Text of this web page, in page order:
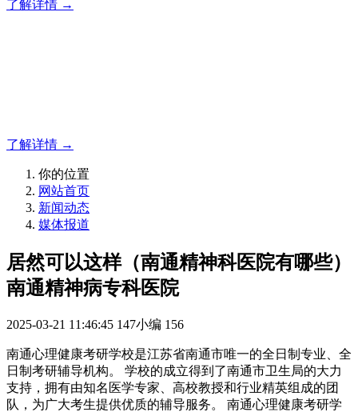
了解详情 →
了解详情 →
你的位置
网站首页
新闻动态
媒体报道
居然可以这样（南通精神科医院有哪些）
南通精神病专科医院
2025-03-21 11:46:45 147小编 156
南通心理健康考研学校是江苏省南通市唯一的全日制专业、全
日制考研辅导机构。 学校的成立得到了南通市卫生局的大力
支持，拥有由知名医学专家、高校教授和行业精英组成的团
队，为广大考生提供优质的辅导服务。 南通心理健康考研学